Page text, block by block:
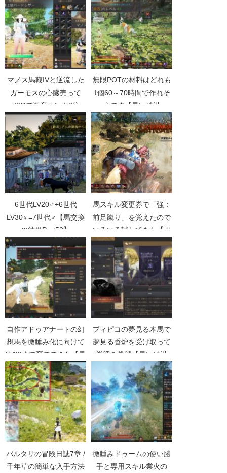
マノス馬鞭IVと逆流した
ガーモスの心臓売って
70Gで資産ランク3位
【黒い砂漠Part3266】
無限POTの材料はどれも
1個60～70時間で作れそ
うです【黒い砂漠
Part3731】
6世代LV20♂+6世代
LV30♀=7世代♂【馬交換
の結果Part52】
馬スキル変更券で「強：
前足蹴り」を覚えたので
いろいろ試してきた【黒
い砂漠Part852】
自作アドゥアナートの幻
想馬を微睡み化に向けて
LV30まで育ててきた【黒
い砂漠Part4607】
プィピコの夢見る木馬で
夢見る香炉を受け取って
微睡み挑戦【黒い砂漠
Part4614】
バルタリの冒険日誌7章 /
千年草の簡単な入手方法
微睡みドゥームの使い勝
手と専用スキル業火の